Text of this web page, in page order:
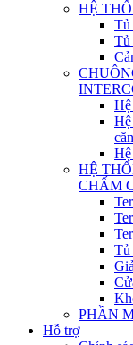
HỆ
Tủ
Tủ
HỆ
CHẤM
Tủ
PHẦN
Hỗ trợ